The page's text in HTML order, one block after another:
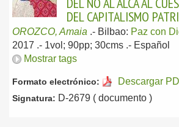
DEL CAPITALISMO
OROZCO, Amaia .- Bilbao: Paz con
2017 .- 1vol; 90pp; 30cms .- Español
Mostrar tags
Formato electrónico: Descargar
Signatura: D-2679 ( documento )